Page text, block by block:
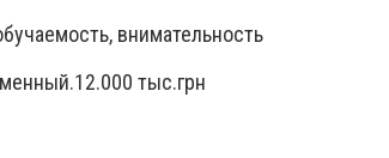
внимательность
тыс.грн